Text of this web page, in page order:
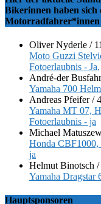
Bikerinnen haben sich
Motorradfahrer*innen
Oliver Nyderle /
Moto Guzzi
Fotoerlaubnis - Ja,
André-der
Yamaha 700
Andreas Pfeifer/
Yamaha MT 07,
Fotoerlaubnis - ja
Michael
Honda CBF1000,
ja
Helmut Binotsch /
Yamaha
Hauptsponsoren